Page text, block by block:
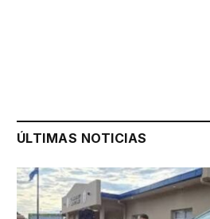
ÚLTIMAS NOTICIAS